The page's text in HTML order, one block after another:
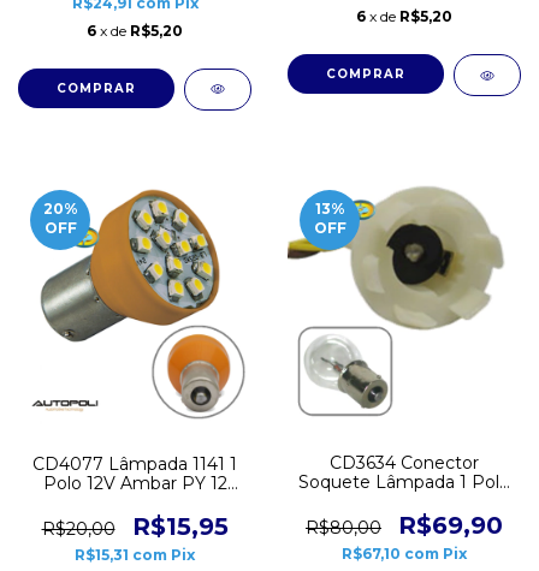
6 x de R$5,20
6 x de R$5,20
20%
OFF
CD4077 Lâmpada 1141 1
Polo 12V Ambar PY 12
R$20,00
R$15,95
R$15,31 com Pix
13%
OFF
CD3634 Conector
Soquete Lâmpada 1 Polo
unidades
R$80,00 R$69,90
R$67,10 com Pix